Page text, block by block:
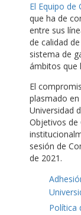
El Equipo de
que ha de
entre sus
de calidad
sistema de
ámbitos que
El
plasmado
Universidad
Objetivos de
sesión de
de 2021.
Política